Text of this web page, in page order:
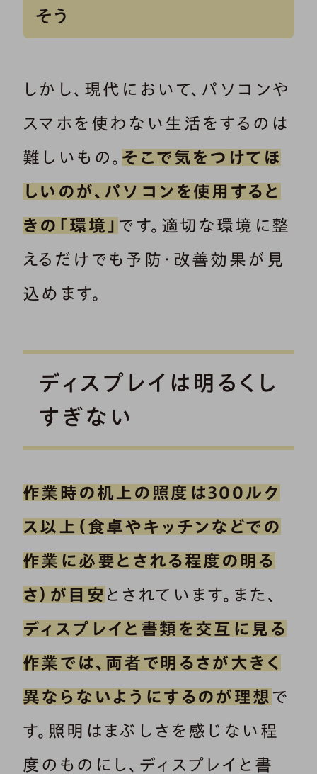
そう
しかし、現代において、パソコンや
スマホを使わない生活をするのは
難しいもの。 そこで気をつけてほ
しいのが、パソコンを使用すると
きの「環境」 です。適切な環境に整
えるだけでも予防・改善効果が見
込めます。
ディスプレイは明るくし
すぎない
作業時の机上の照度は300ルク
ス以上（食卓やキッチンなどでの
作業に必要とされる程度の明る
さ）が目安 とされています。また、
ディスプレイと書類を交互に見る
作業では、両者で明るさが大きく
異ならないようにするのが理想 で
す。照明はまぶしさを感じない程
度のものにし、ディスプレイと書